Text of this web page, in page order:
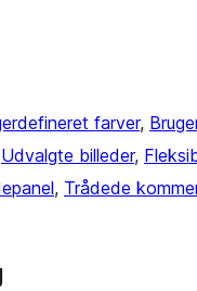
farver,
Udvalgte billeder,
, Trådede